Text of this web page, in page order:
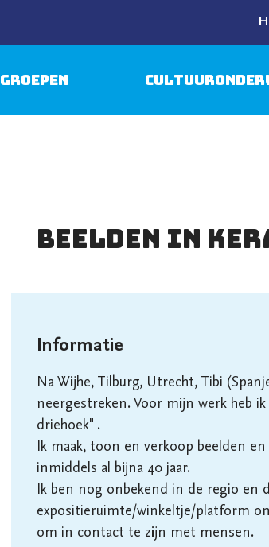
Groepen
Beelden in
Informatie
Na Wijhe, Tilburg, Utrecht, Tibi
neergestreken. Voor mijn werk heb
driehoek" .
Ik maak, toon en verkoop beelden
inmiddels al bijna 40 jaar.
Ik ben nog onbekend in de regio en
expositieruimte/winkeltje/platform
om in contact te zijn met mensen.